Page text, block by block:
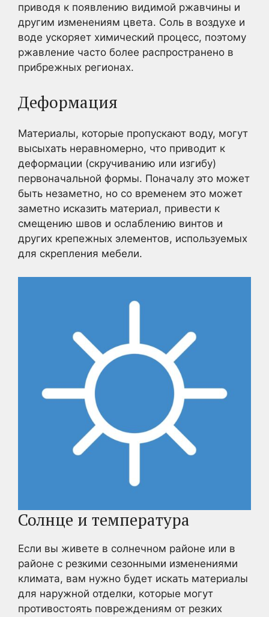
приводя к появлению видимой ржавчины и
другим изменениям цвета. Соль в воздухе и
воде ускоряет химический процесс, поэтому
ржавление часто более распространено в
прибрежных регионах.
Деформация
Материалы, которые пропускают воду, могут
высыхать неравномерно, что приводит к
деформации (скручиванию или изгибу)
первоначальной формы. Поначалу это может
быть незаметно, но со временем это может
заметно исказить материал, привести к
смещению швов и ослаблению винтов и
других крепежных элементов, используемых
для скрепления мебели.
Солнце и температура
Если вы живете в солнечном районе или в
районе с резкими сезонными изменениями
климата, вам нужно будет искать материалы
для наружной отделки, которые могут
противостоять повреждениям от резких